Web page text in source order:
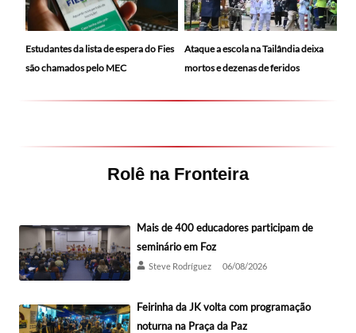
Estudantes da lista de espera do Fies
são chamados pelo MEC
Ataque a escola na Tailândia deixa
mortos e dezenas de feridos
Rolê na Fronteira
Mais de 400 educadores participam de
seminário em Foz
Steve Rodríguez 06/08/2026
Feirinha da JK volta com programação
noturna na Praça da Paz